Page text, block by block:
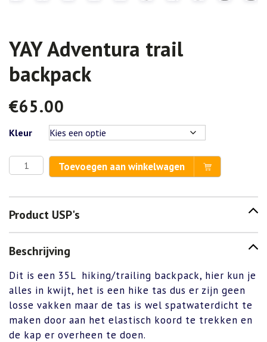
YAY Adventura trail
backpack
€65.00
Kleur
Adventura
aantal
Toevoegen aan winkelwagen
Product USP's
Beschrijving
Dit is een 35L hiking/trailing backpack, hier kun je
alles in kwijt, het is een hike tas dus er zijn geen
losse vakken maar de tas is wel spatwaterdicht te
maken door aan het elastisch koord te trekken en
de kap er overheen te doen.